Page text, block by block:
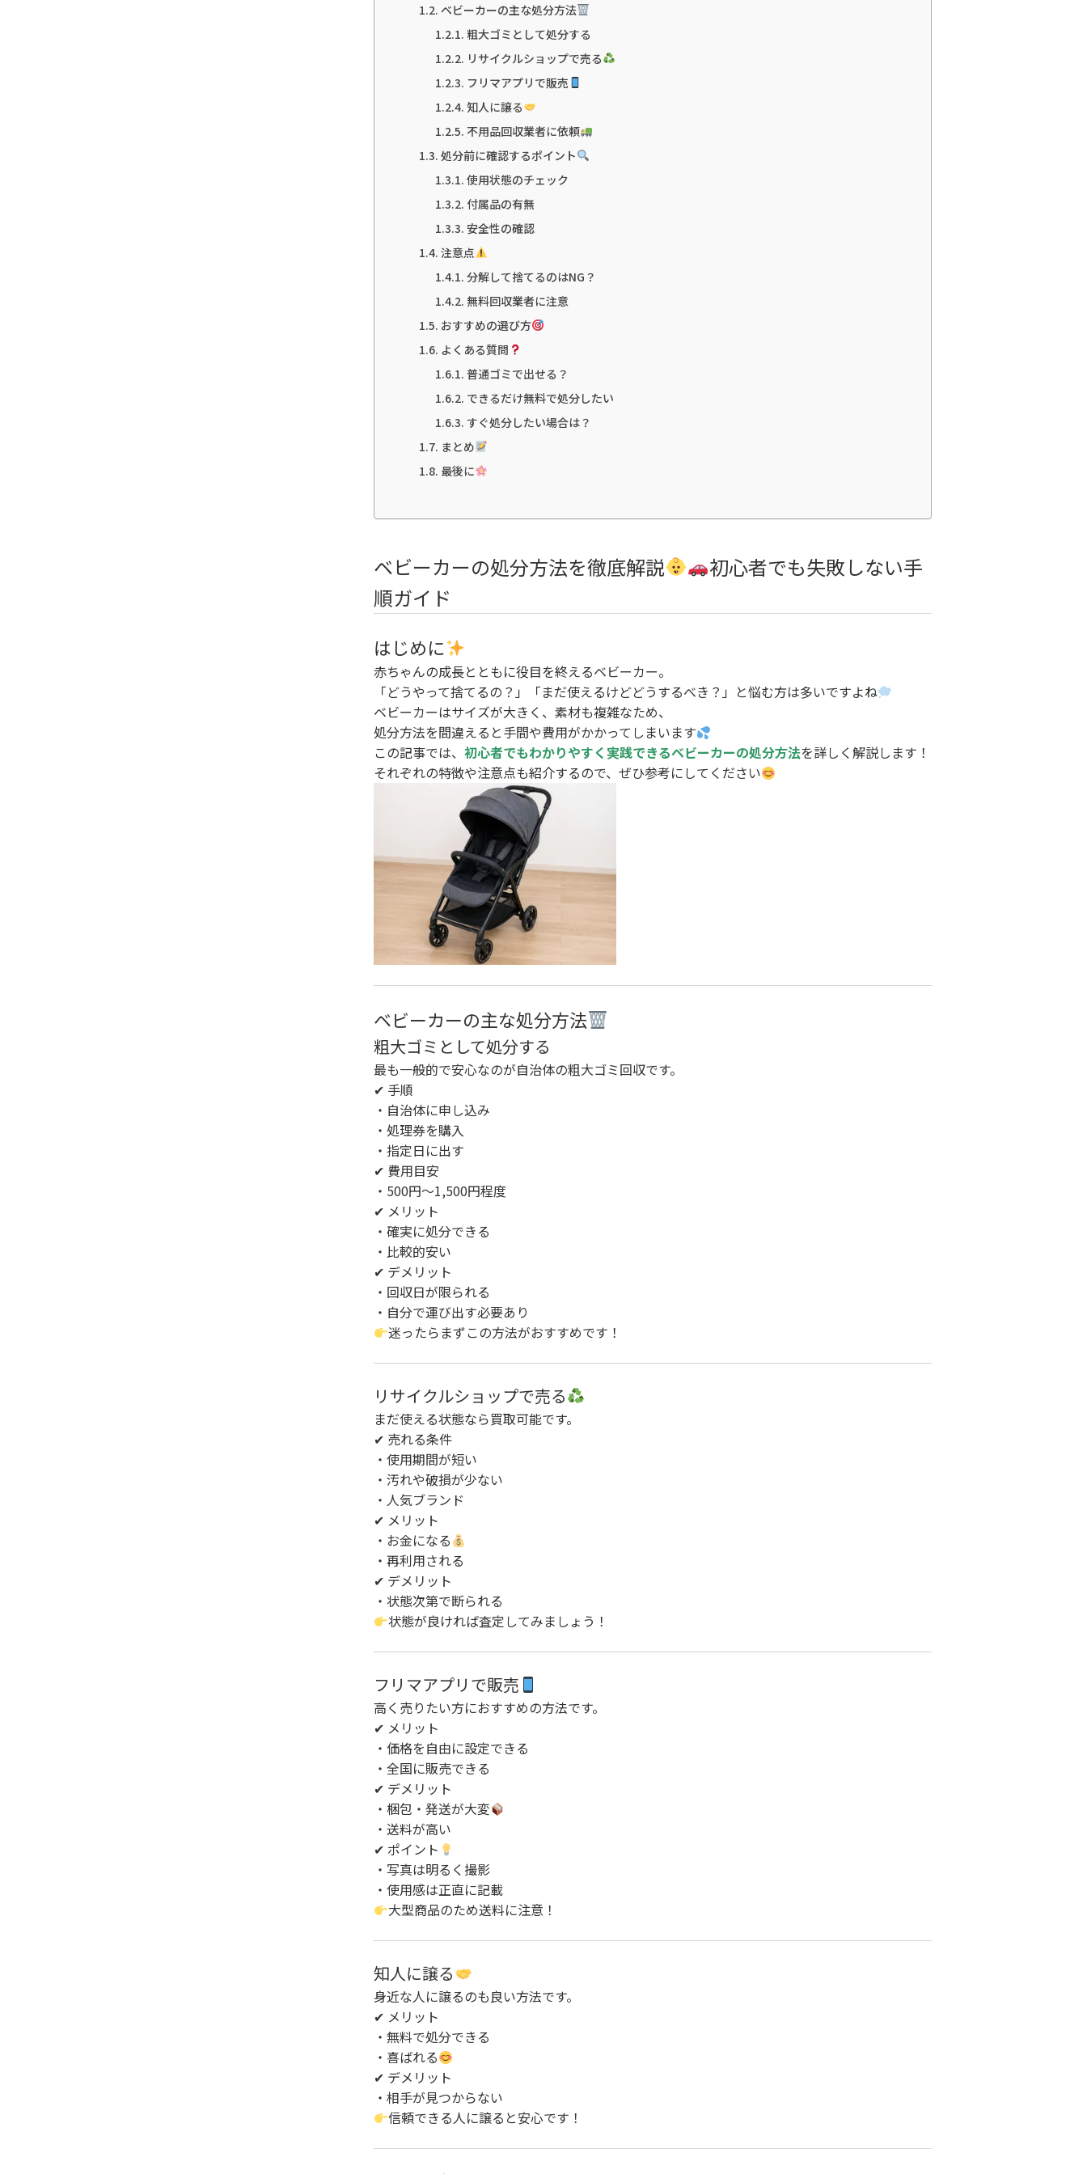
ベビーカーの主な処分方法
粗大ゴミとして処分する
リサイクルショップで売る
フリマアプリで販売
知人に譲る
不用品回収業者に依頼
処分前に確認するポイント
使用状態のチェック
付属品の有無
安全性の確認
注意点
分解して捨てるのはNG？
無料回収業者に注意
おすすめの選び方
よくある質問
普通ゴミで出せる？
できるだけ無料で処分したい
すぐ処分したい場合は？
まとめ
最後に
ベビーカーの処分方法を徹底解説
初心者でも失敗しない手
順ガイド
はじめに
赤ちゃんの成長とともに役目を終えるベビーカー。
「どうやって捨てるの？」「まだ使えるけどどうするべき？」と悩む方は多いですよね
ベビーカーはサイズが大きく、素材も複雑なため、
処分方法を間違えると手間や費用がかかってしまいます
この記事では、 初心者でもわかりやすく実践できるベビーカーの処分方法を詳しく解説します！
それぞれの特徴や注意点も紹介するので、ぜひ参考にしてください
ベビーカーの主な処分方法
粗大ゴミとして処分する
最も一般的で安心なのが自治体の粗大ゴミ回収です。
✔ 手順
・自治体に申し込み
・処理券を購入
・指定日に出す
✔ 費用目安
・500円〜1,500円程度
✔ メリット
・確実に処分できる
・比較的安い
✔ デメリット
・回収日が限られる
・自分で運び出す必要あり
迷ったらまずこの方法がおすすめです！
リサイクルショップで売る
まだ使える状態なら買取可能です。
✔ 売れる条件
・使用期間が短い
・汚れや破損が少ない
・人気ブランド
✔ メリット
・お金になる
・再利用される
✔ デメリット
・状態次第で断られる
状態が良ければ査定してみましょう！
フリマアプリで販売
高く売りたい方におすすめの方法です。
✔ メリット
・価格を自由に設定できる
・全国に販売できる
✔ デメリット
・梱包・発送が大変
・送料が高い
✔ ポイント
・写真は明るく撮影
・使用感は正直に記載
大型商品のため送料に注意！
知人に譲る
身近な人に譲るのも良い方法です。
✔ メリット
・無料で処分できる
・喜ばれる
✔ デメリット
・相手が見つからない
信頼できる人に譲ると安心です！